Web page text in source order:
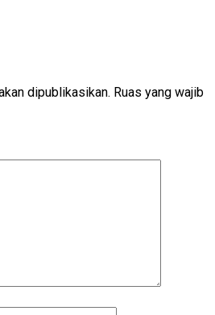
dipublikasikan. Ruas yang wajib